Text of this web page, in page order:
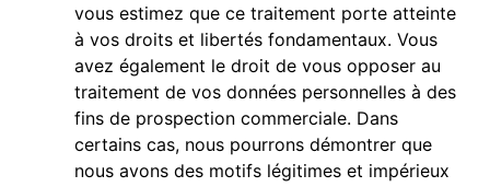
vous estimez que ce traitement porte atteinte
à vos droits et libertés fondamentaux. Vous
avez également le droit de vous opposer au
traitement de vos données personnelles à des
fins de prospection commerciale. Dans
certains cas, nous pourrons démontrer que
nous avons des motifs légitimes et impérieux